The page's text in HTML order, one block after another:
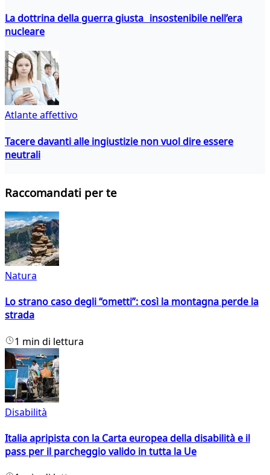
La dottrina della guerra giusta insostenibile nell’era
nucleare
Atlante affettivo
Tacere davanti alle ingiustizie non vuol dire essere
neutrali
Raccomandati per te
Natura
Lo strano caso degli “ometti”: così la montagna perde la
strada
1 min di lettura
Disabilità
Italia apripista con la Carta europea della disabilità e il
pass per il parcheggio valido in tutta la Ue